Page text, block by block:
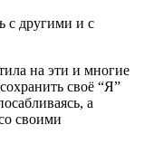
с другими и с
на эти и многие
своё “Я”
а
своими